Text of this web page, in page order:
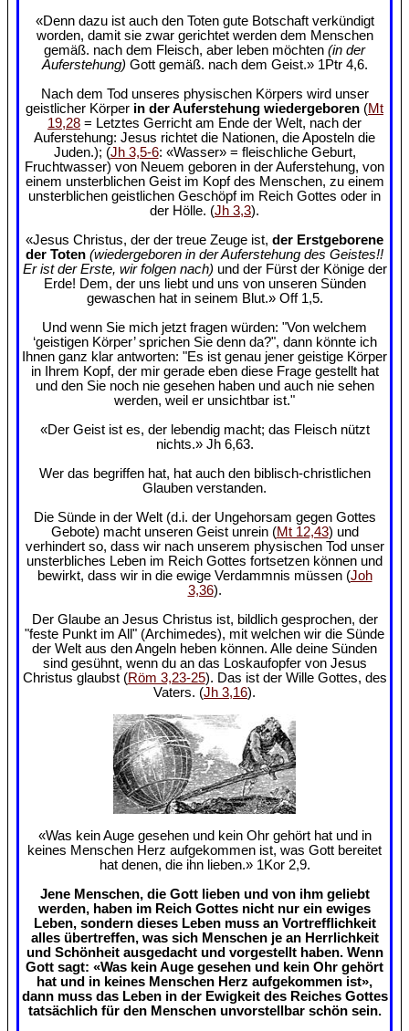
«Denn dazu ist auch den Toten gute Botschaft verkündigt
worden, damit sie zwar gerichtet werden dem Menschen
gemäß. nach dem Fleisch, aber leben möchten (in der
Auferstehung) Gott gemäß. nach dem Geist.» 1Ptr 4,6.
Nach dem Tod unseres physischen Körpers wird unser
geistlicher Körper in der Auferstehung wiedergeboren (Mt
19,28 = Letztes Gerricht am Ende der Welt, nach der
Auferstehung: Jesus richtet die Nationen, die Aposteln die
Juden.); (Jh 3,5-6: «Wasser» = fleischliche Geburt,
Fruchtwasser) von Neuem geboren in der Auferstehung, von
einem unsterblichen Geist im Kopf des Menschen, zu einem
unsterblichen geistlichen Geschöpf im Reich Gottes oder in
der Hölle. (Jh 3,3).
«Jesus Christus, der der treue Zeuge ist, der Erstgeborene
der Toten (wiedergeboren in der Auferstehung des Geistes!!
Er ist der Erste, wir folgen nach) und der Fürst der Könige der
Erde! Dem, der uns liebt und uns von unseren Sünden
gewaschen hat in seinem Blut.» Off 1,5.
Und wenn Sie mich jetzt fragen würden: "Von welchem
‘geistigen Körper’ sprichen Sie denn da?", dann könnte ich
Ihnen ganz klar antworten: "Es ist genau jener geistige Körper
in Ihrem Kopf, der mir gerade eben diese Frage gestellt hat
und den Sie noch nie gesehen haben und auch nie sehen
werden, weil er unsichtbar ist."
«Der Geist ist es, der lebendig macht; das Fleisch nützt
nichts.» Jh 6,63.
Wer das begriffen hat, hat auch den biblisch-christlichen
Glauben verstanden.
Die Sünde in der Welt (d.i. der Ungehorsam gegen Gottes
Gebote) macht unseren Geist unrein (Mt 12,43) und
verhindert so, dass wir nach unserem physischen Tod unser
unsterbliches Leben im Reich Gottes fortsetzen können und
bewirkt, dass wir in die ewige Verdammnis müssen (Joh
3,36).
Der Glaube an Jesus Christus ist, bildlich gesprochen, der
"feste Punkt im All" (Archimedes), mit welchen wir die Sünde
der Welt aus den Angeln heben können. Alle deine Sünden
sind gesühnt, wenn du an das Loskaufopfer von Jesus
Christus glaubst (Röm 3,23-25). Das ist der Wille Gottes, des
Vaters. (Jh 3,16).
«Was kein Auge gesehen und kein Ohr gehört hat und in
keines Menschen Herz aufgekommen ist, was Gott bereitet
hat denen, die ihn lieben.» 1Kor 2,9.
Jene Menschen, die Gott lieben und von ihm geliebt
werden, haben im Reich Gottes nicht nur ein ewiges
Leben, sondern dieses Leben muss an Vortrefflichkeit
alles übertreffen, was sich Menschen je an Herrlichkeit
und Schönheit ausgedacht und vorgestellt haben. Wenn
Gott sagt: «Was kein Auge gesehen und kein Ohr gehört
hat und in keines Menschen Herz aufgekommen ist»,
dann muss das Leben in der Ewigkeit des Reiches Gottes
tatsächlich für den Menschen unvorstellbar schön sein.